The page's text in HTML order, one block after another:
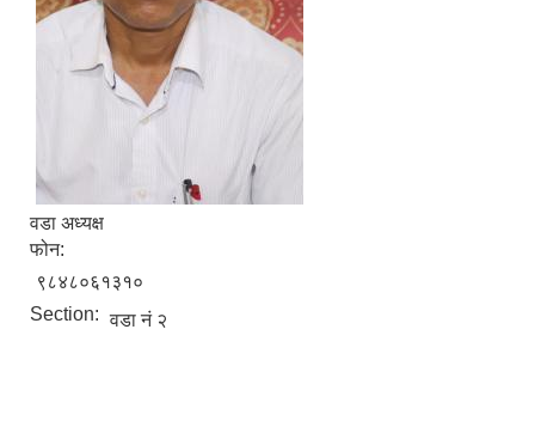
वडा अध्यक्ष
फोन:
९८४८०६१३१०
Section: वडा नं २